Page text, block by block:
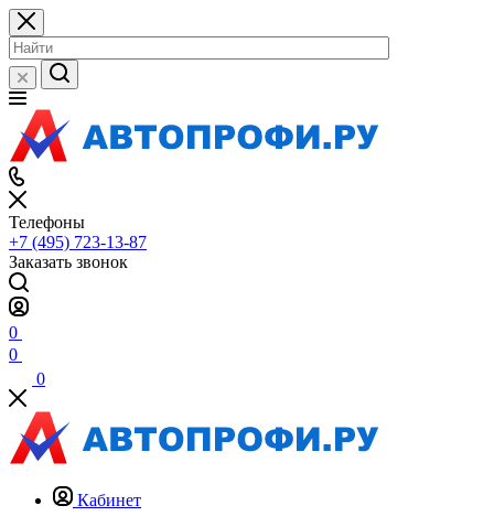
Телефоны
+7 (495) 723-13-87
Заказать звонок
0
0
0
Кабинет